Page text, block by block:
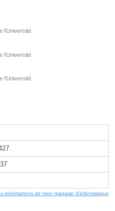
l'Université
l'Université
l'Université
informations de mon magasin d'informatique